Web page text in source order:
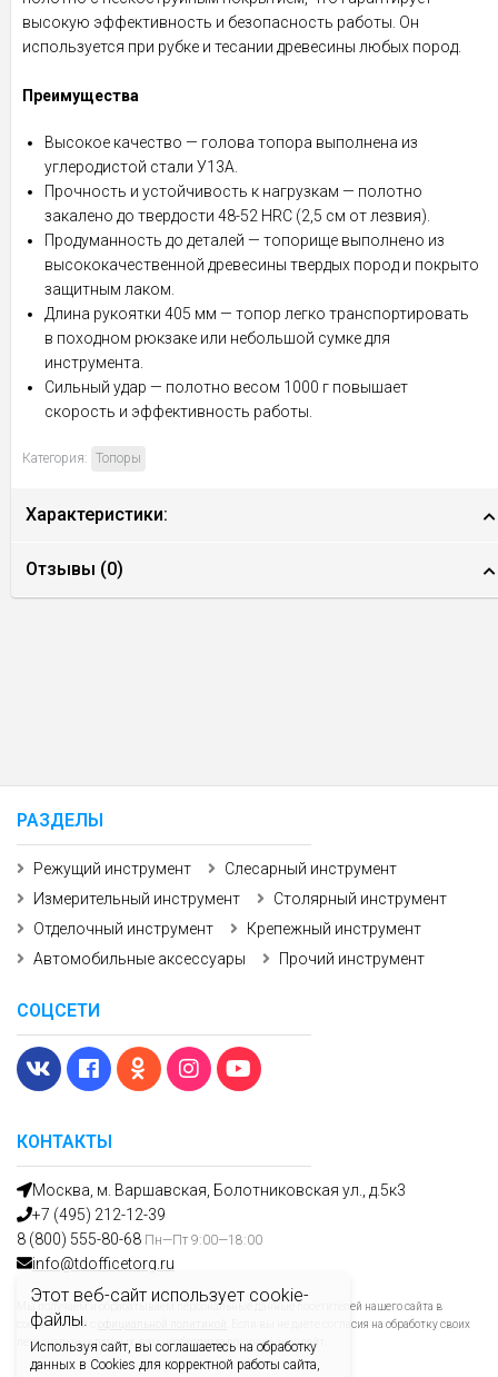
Этот веб-сайт использует cookie-
файлы.
Используя сайт, вы соглашаетесь на обработку
данных в Cookies для корректной работы сайта,
высокую эффективность и безопасность работы. Он
используется при рубке и тесании древесины любых пород.
Преимущества
Высокое качество — голова топора выполнена из
углеродистой стали У13А.
Прочность и устойчивость к нагрузкам — полотно
закалено до твердости 48-52 HRC (2,5 см от лезвия).
Продуманность до деталей — топорище выполнено из
высококачественной древесины твердых пород и покрыто
защитным лаком.
Длина рукоятки 405 мм — топор легко транспортировать
в походном рюкзаке или небольшой сумке для
инструмента.
Сильный удар — полотно весом 1000 г повышает
скорость и эффективность работы.
Категория: Топоры
Характеристики:
Отзывы (0)
КОНТАКТЫ
Москва, м. Варшавская, Болотниковская ул., д.5к3
+7 (495) 212-12-39
8 (800) 555-80-68 Пн—Пт 9:00—18:00
info@tdofficetorg.ru
Мы получаем и обрабатываем персональные данные посетителей нашего сайта в
соответствии с
. Если вы не даете согласия на обработку своих
персональных данных, вам необходимо покинуть наш сайт.
РАЗДЕЛЫ
Режущий инструмент
Слесарный инструмент
Измерительный инструмент
Столярный инструмент
Отделочный инструмент
Крепежный инструмент
Автомобильные аксессуары
Прочий инструмент
СОЦСЕТИ